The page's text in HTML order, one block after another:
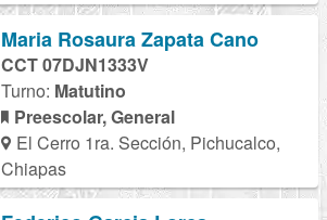
Maria Rosaura Zapata Cano
CCT 07DJN1333V
Turno: Matutino
Preescolar, General
El Cerro 1ra. Sección, Pichucalco,
Chiapas